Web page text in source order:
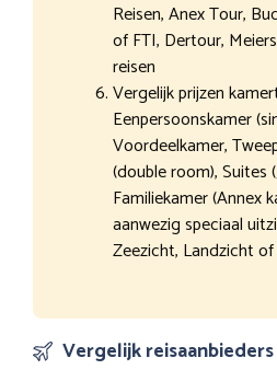
Reisen, Anex Tour,
of FTI, Dertour,
reisen
Vergelijk prijzen
Eenpersoonskamer
Voordeelkamer,
(double room), Suites
Familiekamer (Annex
aanwezig speciaal
Zeezicht, Landzicht
Vergelijk reisaanbieders